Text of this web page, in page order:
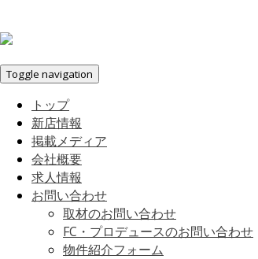
Toggle navigation
トップ
新店情報
掲載メディア
会社概要
求人情報
お問い合わせ
取材のお問い合わせ
FC・プロデュースのお問い合わせ
物件紹介フォーム